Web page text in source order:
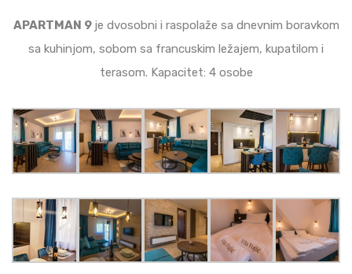
APARTMAN 9 je dvosobni i raspolaže sa dnevnim boravkom
sa kuhinjom, sobom sa francuskim ležajem, kupatilom i
terasom. Kapacitet: 4 osobe